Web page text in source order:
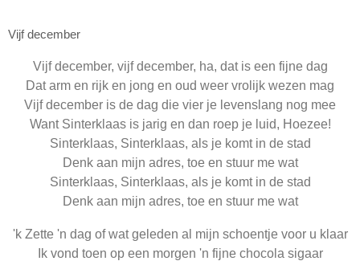
Vijf december
Vijf december, vijf december, ha, dat is een fijne dag
Dat arm en rijk en jong en oud weer vrolijk wezen mag
Vijf december is de dag die vier je levenslang nog mee
Want Sinterklaas is jarig en dan roep je luid, Hoezee!
Sinterklaas, Sinterklaas, als je komt in de stad
Denk aan mijn adres, toe en stuur me wat
Sinterklaas, Sinterklaas, als je komt in de stad
Denk aan mijn adres, toe en stuur me wat
'k Zette 'n dag of wat geleden al mijn schoentje voor u klaar
Ik vond toen op een morgen 'n fijne chocola sigaar